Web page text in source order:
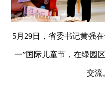
5月29日，省委书记黄强
一”国际儿童节，在绿园
交流